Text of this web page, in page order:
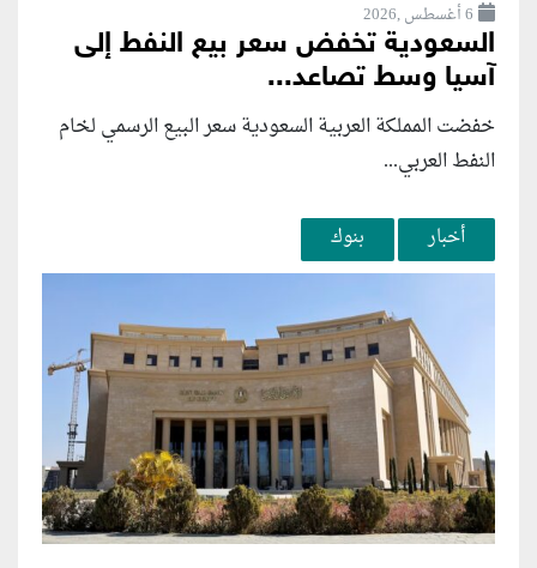
6 أغسطس ,2026
السعودية تخفض سعر بيع النفط إلى
آسيا وسط تصاعد...
خفضت المملكة العربية السعودية سعر البيع الرسمي لخام
النفط العربي...
أخبار بنوك